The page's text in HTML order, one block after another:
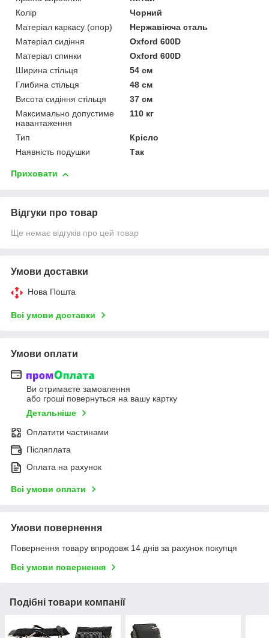
Колір
Чорний
Матеріал каркасу (опор)
Нержавіюча сталь
Матеріал сидіння
Oxford 600D
Матеріал спинки
Oxford 600D
Ширина стільця
54 см
Глибина стільця
48 см
Висота сидіння стільця
37 см
Максимально допустиме
навантаження
110 кг
Тип
Крісло
Наявність подушки
Так
Приховати
Відгуки про товар
Ще немає відгуків про цей товар
Умови доставки
Нова Пошта
Всі умови доставки
Умови оплати
Ви отримаєте замовлення
або гроші повернуться на вашу картку
Детальніше
Оплатити частинами
Післяплата
Оплата на рахунок
Всі умови оплати
Умови повернення
Повернення товару впродовж 14 днів за рахунок покупця
Всі умови повернення
Подібні товари компанії